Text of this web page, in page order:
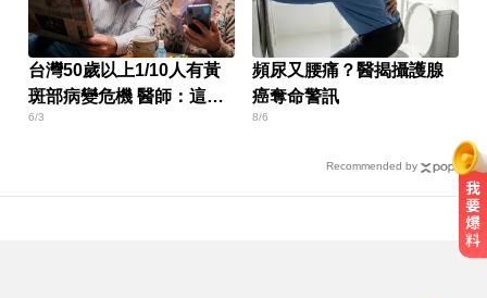
台灣50歲以上1/10人有黃
斑部病變危機 醫師：這成
分很關鍵
6/3
頻尿又腰痛？醫揭攝護腺
癌奪命警訊
8/6
Recommended by